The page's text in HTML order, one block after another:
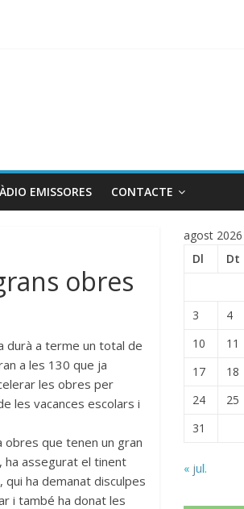
EMISSORES CONTACTE
obres
durà a terme un total de
a les 130 que ja
les obres per
les vacances escolars i
obres que tenen un gran
ha assegurat el tinent
qui ha demanat disculpes
i també ha donat les
agost 2026
Dl
Dt
3
4
10
11
17
18
24
25
31
« jul.